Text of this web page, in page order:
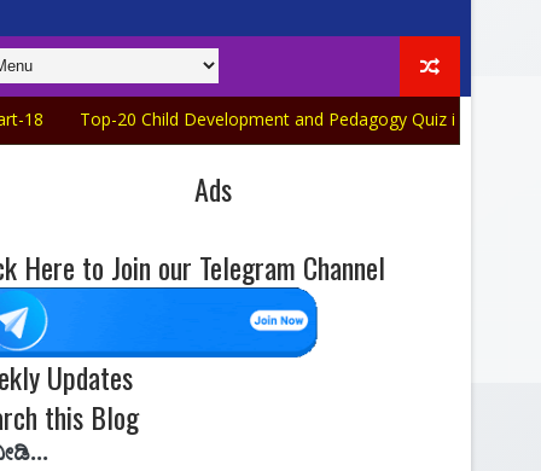
Top-20 Child Development and Pedagogy Quiz in Kannada Part-17
Ads
Here to Join our Telegram Channel
Updates
this Blog